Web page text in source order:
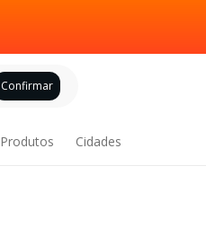
Confirmar
Produtos Cidades